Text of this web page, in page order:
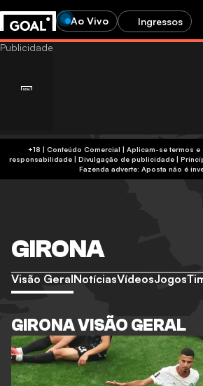
Ao Vivo Ingressos
+18 | Conteúdo Comercial | Aplicam-se termos e condições | Jogue com
responsabilidade| Divulgação de publicidade|
Fazenda adverte: Aposta não é
GIRONA
Visão GeralNotíciasVídeosJogos
GIRONA VISÃO GERAL